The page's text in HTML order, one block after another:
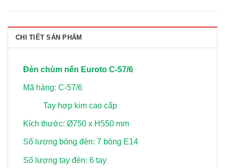
CHI TIẾT SẢN PHẨM
Đèn chùm nến Euroto C-57/6
Mã hàng: C-57/6
Tay hợp kim cao cấp
Kích thước: Ø750 x H550 mm
Số lượng bóng đèn: 7 bóng E14
Số lượng tay đèn: 6 tay